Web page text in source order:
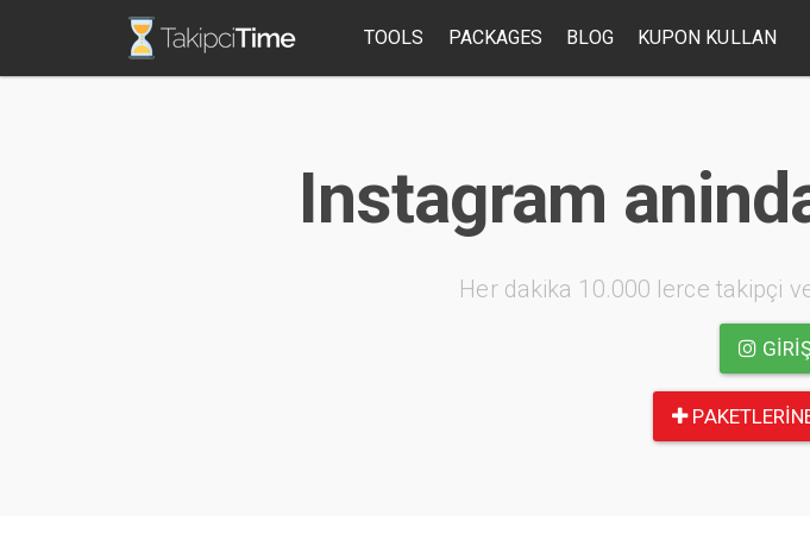
TOOLS PACKAGES BLOG KUPON KULLAN
Instagram
Her dakika 10.000 lerce takipçi